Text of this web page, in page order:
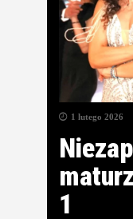
1 lutego 2026
1